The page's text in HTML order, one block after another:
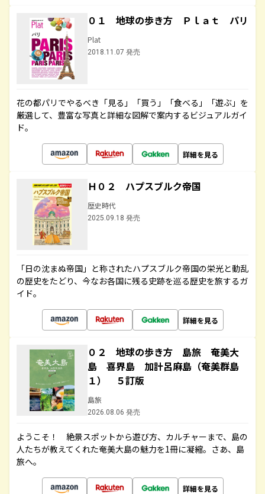
０１ 地球の歩き方 Ｐｌａｔ パリ
Plat
2018.11.07 発売
花の都パリでやるべき「見る」「買う」「食べる」「遊ぶ」を
厳選して、豊富な写真と詳細な図解で案内するビジュアルガイ
ド。
詳細を見る
Ｈ０２ ハプスブルク帝国
歴史時代
2025.09.18 発売
「日の沈まぬ帝国」と称されたハプスブルク帝国の栄光と動乱
の歴史をたどり、今なお各国に残る史跡を巡る歴史を旅するガ
イド。
詳細を見る
０２ 地球の歩き方 島旅 奄美大
島 喜界島 加計呂麻島（奄美群島
１） ５訂版
島旅
2026.08.06 発売
ようこそ！ 絶景スポットから遊び方、カルチャーまで、島の
人たちが教えてくれた奄美大島の魅力を1冊に凝縮。さあ、島
旅へ。
詳細を見る